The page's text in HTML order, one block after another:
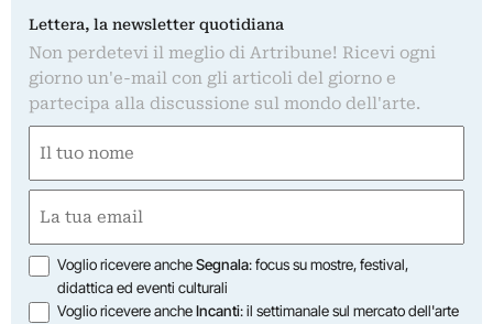
Lettera, la newsletter quotidiana
Non perdetevi il meglio di Artribune! Ricevi ogni
giorno un'e-mail con gli articoli del giorno e
partecipa alla discussione sul mondo dell'arte.
(Obbligatorio)
(Obbligatorio)
Opzioni
Voglio ricevere ancheSegnala: focus su mostre, festival,
didattica ed eventi culturali
Voglio ricevere ancheIncanti: il settimanale sul mercato dell'arte